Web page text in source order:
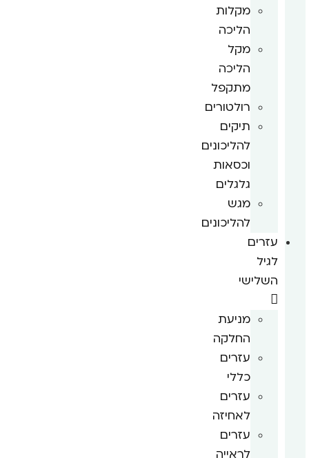
מקלות
הליכה
מקל
הליכה
מתקפל
רולטורים
תיקים
להליכונים
וכסאות
גלגלים
מגש
להליכונים
עזרים
לגיל
השלישי
מניעת
החלקה
עזרים
כללי
עזרים
לאחיזה
עזרים
לראייה